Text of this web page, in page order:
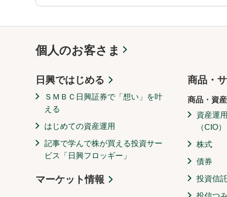
個人のお客さま
日興ではじめる
ＳＭＢＣ日興証券で「想い」を叶
える
はじめての資産運用
記事で学んで株が買える投資サー
ビス「日興フロッギー」
マーケット情報
商品・
商品・資
資産運
（CIO）
株式
債券
投資信託